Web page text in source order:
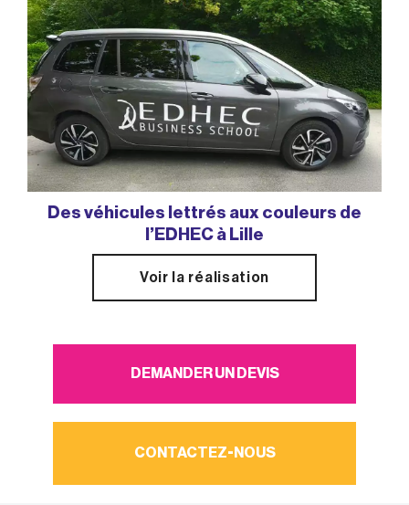
Des véhicules lettrés aux couleurs de
l’EDHEC à Lille
Voir la réalisation
DEMANDER UN DEVIS
CONTACTEZ-NOUS